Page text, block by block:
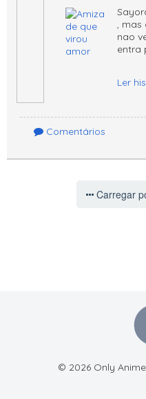
, mas
nao
entra
Ler
Comentários
Carregar
© 2026 Only